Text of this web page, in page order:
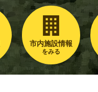
市内施設情報
をみる